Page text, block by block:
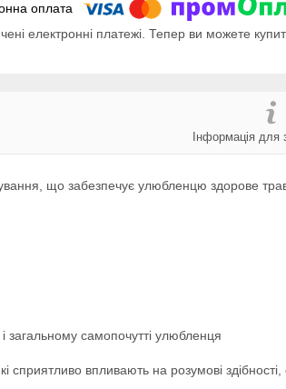
електронні платежі. Тепер ви можете
Інформація для
що забезпечує улюбленцю здорове
загальному самопочутті улюбленця
впливають на розумові здібності,